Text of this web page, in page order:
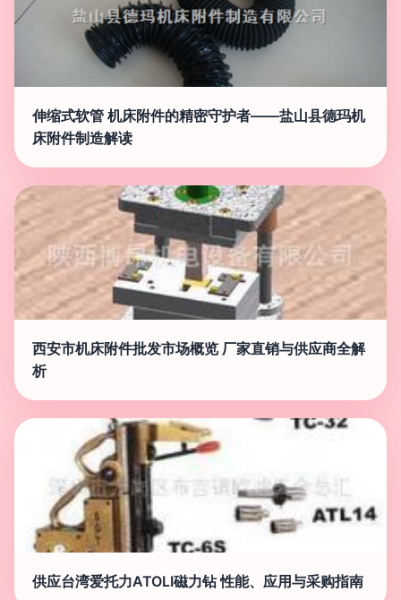
伸缩式软管 机床附件的精密守护者——盐山县德玛机
床附件制造解读
西安市机床附件批发市场概览 厂家直销与供应商全解
析
供应台湾爱托力ATOLI磁力钻 性能、应用与采购指南